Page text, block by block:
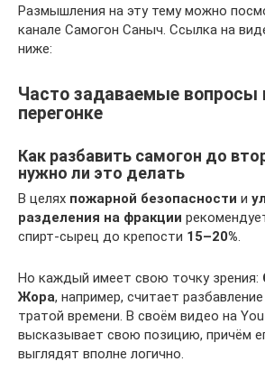
Размышления на эту тему можно
канале Самогон Саныч. Ссылка на
ниже:
Часто задаваемые вопросы
перегонке
Как разбавить самогон до
нужно ли это делать
В целях пожарной безопасности и
разделения на фракции
спирт-сырец до крепости 15–20%.
Но каждый имеет свою точку зрения:
Жора, например, считает
тратой времени. В своём видео на
высказывает свою позицию, причём
выглядят вполне логично.